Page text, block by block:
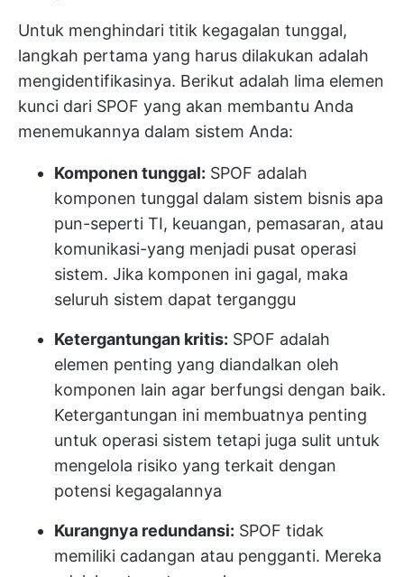
Untuk menghindari titik kegagalan tunggal,
langkah pertama yang harus dilakukan adalah
mengidentifikasinya. Berikut adalah lima elemen
kunci dari SPOF yang akan membantu Anda
menemukannya dalam sistem Anda:
Komponen tunggal: SPOF adalah
komponen tunggal dalam sistem bisnis apa
pun-seperti TI, keuangan, pemasaran, atau
komunikasi-yang menjadi pusat operasi
sistem. Jika komponen ini gagal, maka
seluruh sistem dapat terganggu
Ketergantungan kritis: SPOF adalah
elemen penting yang diandalkan oleh
komponen lain agar berfungsi dengan baik.
Ketergantungan ini membuatnya penting
untuk operasi sistem tetapi juga sulit untuk
mengelola risiko yang terkait dengan
potensi kegagalannya
Kurangnya redundansi: SPOF tidak
memiliki cadangan atau pengganti. Mereka